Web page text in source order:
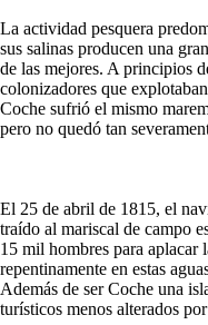
La actividad pesquera
sus salinas producen una
de las mejores. A principios
colonizadores que
Coche sufrió el mismo
pero no quedó tan
El 25 de abril de 1815, el
traído al mariscal de campo
15 mil hombres para aplacar
repentinamente en estas
Además de ser Coche una
turísticos menos alterados